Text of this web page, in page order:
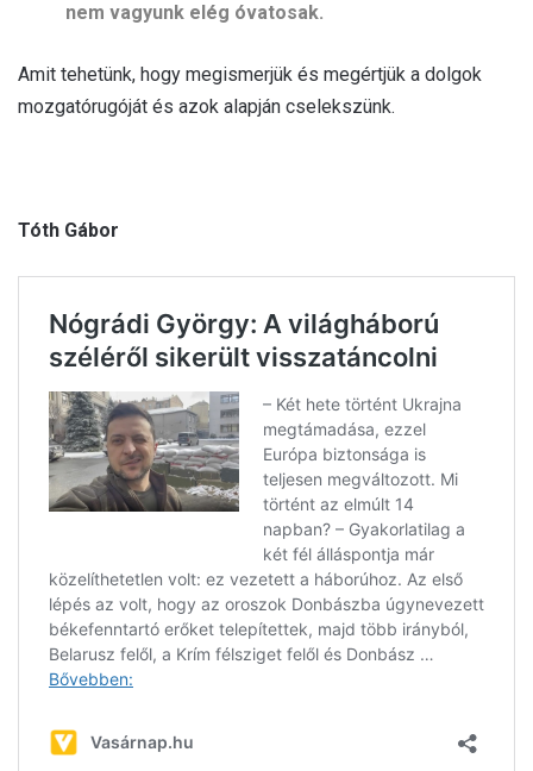
nem vagyunk elég óvatosak.
Amit tehetünk, hogy megismerjük és megértjük a dolgok
mozgatórugóját és azok alapján cselekszünk.
Tóth Gábor